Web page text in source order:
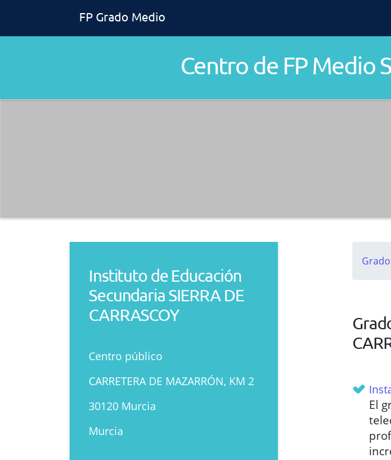
FP Grado Medio
Centro de FP Medio
Instituto de Educación
Secundaria SIERRA DE
CARRASCOY
Centro público
CARRETERA DE MAZARRÓN, KM 2
30120 Murcia
Murcia
El